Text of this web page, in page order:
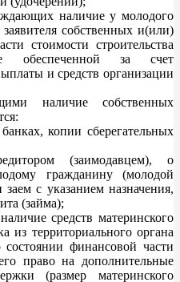
наличие у молодого
собственных и(или)
стоимости строительства
обеспеченной за счет
и средств организации
наличие собственных
копии сберегательных
(заимодавцем), о
гражданину (молодой
с указанием назначения,
(займа);
средств материнского
из территориального органа
финансовой части
право на дополнительные
(размер материнского